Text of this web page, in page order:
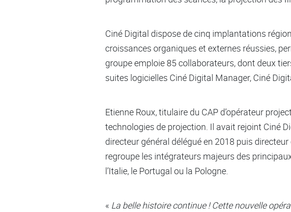
Ciné Digital dispose de cinq implantations
croissances organiques et externes réussies,
groupe emploie 85 collaborateurs, dont deux
suites logicielles Ciné Digital Manager, Ciné
Etienne Roux, titulaire du CAP d’opérateur
technologies de projection. Il avait rejoint Ciné
directeur général délégué en 2018 puis
regroupe les intégrateurs majeurs des
l’Italie, le Portugal ou la Pologne.
« La belle histoire continue ! Cette nouvelle